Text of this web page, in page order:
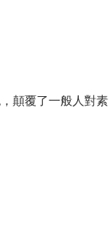
顛覆了一般人對素